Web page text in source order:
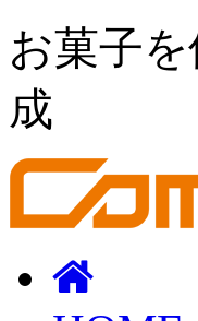
お菓子
成